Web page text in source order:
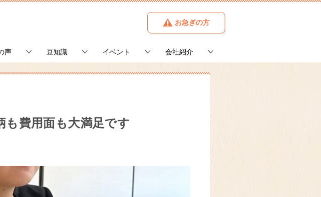
お急ぎの方
声 豆知識 イベント 会社紹介
費用面も大満足です